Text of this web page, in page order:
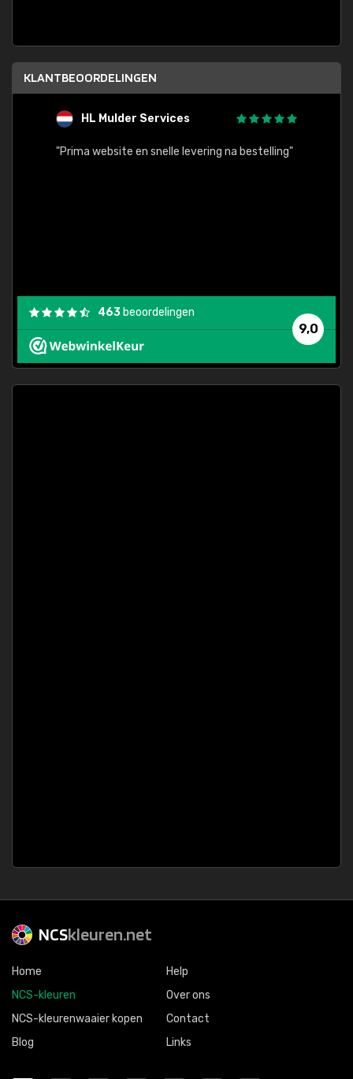
KLANTBEOORDELINGEN
HL Mulder Services
"Prima website en snelle levering na bestelling"
9,0
463 beoordelingen
NCSkleuren.net
Home
NCS-kleuren
NCS-kleurenwaaier kopen
Blog
Help
Over ons
Contact
Links